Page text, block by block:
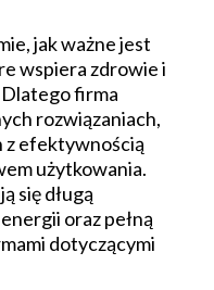
jak ważne jest
wspiera zdrowie i
firma
rozwiązaniach,
z efektywnością
użytkowania.
się długą
oraz pełną
dotyczącymi